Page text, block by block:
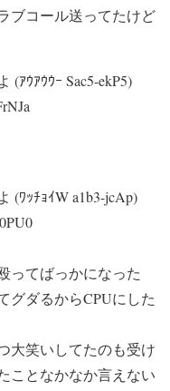
ブコール送ってたけど
ｱｳｱｳｳｰ Sac5-ekP5)
(ﾜｯﾁｮｲW a1b3-jcAp)
ってばっかになった
グダるからCPUにした
大笑いしてたのも受け
ことなかなか言えない